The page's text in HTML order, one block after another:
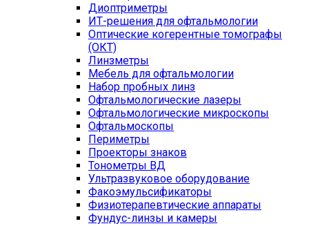
Диоптриметры
ИТ-решения для офтальмологии
Оптические когерентные томографы
(ОКТ)
Линзметры
Мебель для офтальмологии
Набор пробных линз
Офтальмологические лазеры
Офтальмологические микроскопы
Офтальмоскопы
Периметры
Проекторы знаков
Тонометры ВД
Ультразвуковое оборудование
Факоэмульсификаторы
Физиотерапевтические аппараты
Фундус-линзы и камеры